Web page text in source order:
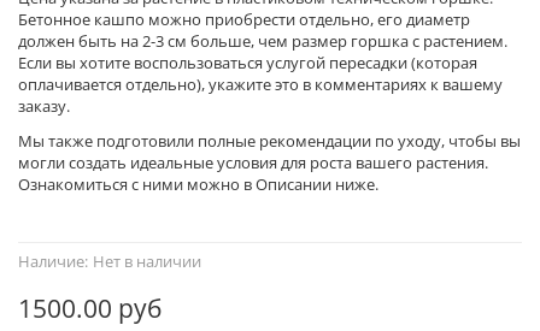
Наличие: Нет в наличии
1500.00 руб
Бетонное кашпо можно приобрести отдельно, его диаметр
должен быть на 2-3 см больше, чем размер горшка с растением.
Если вы хотите воспользоваться услугой пересадки (которая
оплачивается отдельно), укажите это в комментариях к вашему
заказу.
Мы также подготовили полные рекомендации по уходу, чтобы вы
могли создать идеальные условия для роста вашего растения.
Ознакомиться с ними можно в Описании ниже.